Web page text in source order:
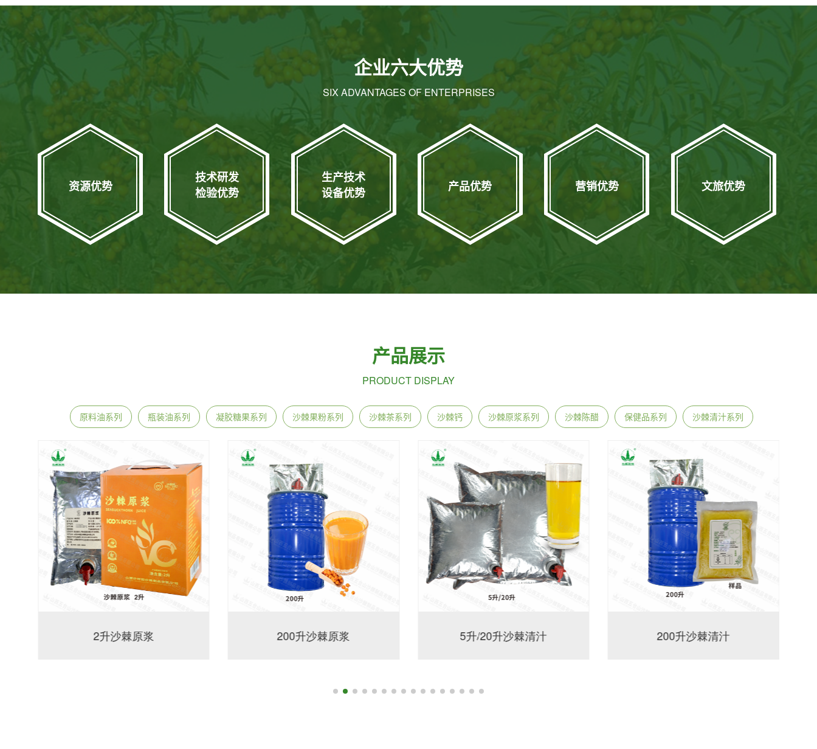
企业六大优势
SIX ADVANTAGES OF ENTERPRISES
资源优势
技术研发
检验优势
生产技术
设备优势
产品优势 营销优势 文旅优势
产品展示
PRODUCT DISPLAY
原料油系列 瓶装油系列 凝胶糖果系列 沙棘果粉系列 沙棘茶系列 沙棘钙 沙棘原浆系列 沙棘陈醋 保健品系列 沙棘清汁系列